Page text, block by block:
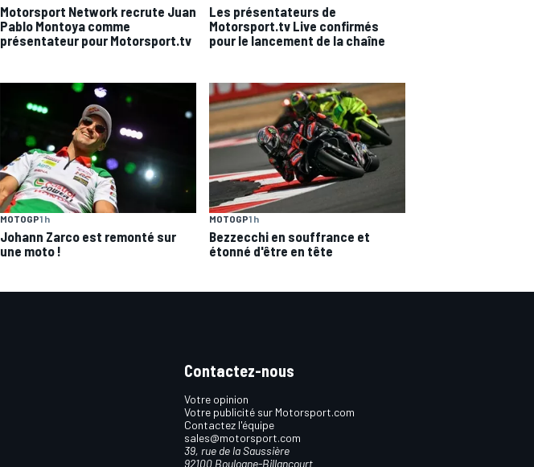
Motorsport Network recrute Juan
Pablo Montoya comme
présentateur pour Motorsport.tv
Les présentateurs de
Motorsport.tv Live confirmés
pour le lancement de la chaîne
MOTOGP1 h
Johann Zarco est remonté sur
une moto !
MOTOGP1 h
Bezzecchi en souffrance et
étonné d'être en tête
Contactez-nous
Votre opinion
Votre publicité sur Motorsport.com
Contactez l'équipe
sales@motorsport.com
39, rue de la Saussière
92100 Boulogne-Billancourt